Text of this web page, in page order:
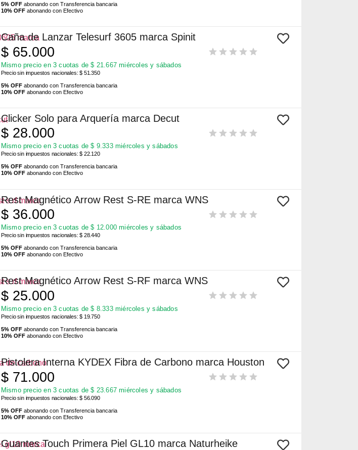
5% OFFabonando con Transferencia bancaria
10% OFFabonando con Efectivo
Caña de Lanzar Telesurf 3605 marca Spinit
$65.000
Mismo precio en 3 cuotas de$ 21.667 miércoles y sábados
Precio sin impuestos nacionales: $ 51.350
5% OFFabonando con Transferencia bancaria
10% OFFabonando con Efectivo
Clicker Solo para Arquería marca Decut
$28.000
Mismo precio en 3 cuotas de$ 9.333miércoles y sábados
Precio sin impuestos nacionales: $ 22.120
5% OFFabonando con Transferencia bancaria
10% OFFabonando con Efectivo
Rest Magnético Arrow Rest S-RE marca WNS
$36.000
Mismo precio en 3 cuotas de$ 12.000 miércoles y sábados
Precio sin impuestos nacionales: $ 28.440
5% OFFabonando con Transferencia bancaria
10% OFFabonando con Efectivo
Rest Magnético Arrow Rest S-RF marca WNS
$25.000
Mismo precio en 3 cuotas de$ 8.333miércoles y sábados
Precio sin impuestos nacionales: $ 19.750
5% OFFabonando con Transferencia bancaria
10% OFFabonando con Efectivo
Pistolera Interna KYDEX Fibra de Carbono marca Houston
$71.000
Mismo precio en 3 cuotas de$ 23.667 miércoles y sábados
Precio sin impuestos nacionales: $ 56.090
5% OFFabonando con Transferencia bancaria
10% OFFabonando con Efectivo
Guantes Touch Primera Piel GL10 marca Naturheike